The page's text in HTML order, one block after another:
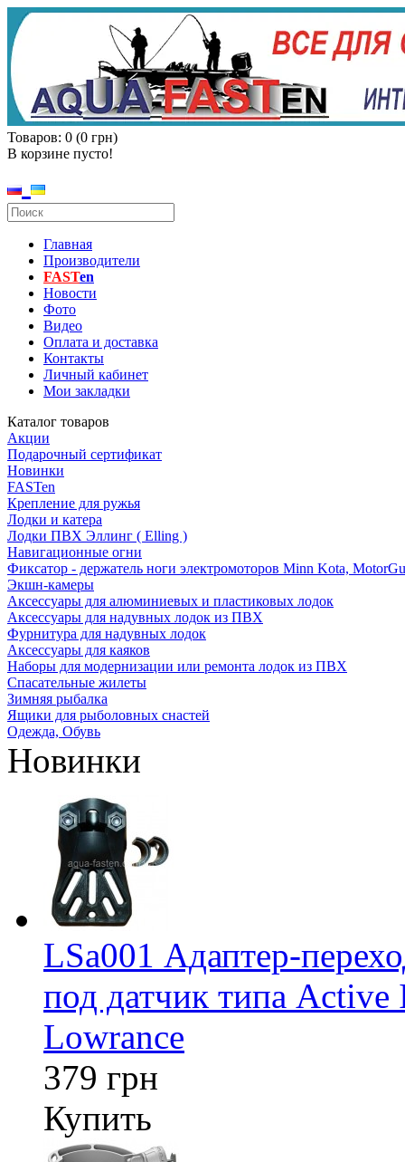
Товаров: 0 (0 грн)
В корзине пусто!
Главная
Производители
FASTen
Новости
Фото
Видео
Оплата и доставка
Контакты
Личный кабинет
Мои закладки
Каталог товаров
Акции
Подарочный сертификат
Новинки
FASTen
Крепление для ружья
Лодки и катера
Лодки ПВХ Эллинг ( Elling )
Навигационные огни
Фиксатор - держатель ноги электромоторов Minn Kota,
Экшн-камеры
Аксессуары для алюминиевых и пластиковых лодок
Аксессуары для надувных лодок из ПВХ
Фурнитура для надувных лодок
Аксессуары для каяков
Наборы для модернизации или ремонта лодок из ПВХ
Спасательные жилеты
Зимняя рыбалка
Ящики для рыболовных снастей
Одежда, Обувь
Новинки
LSa001 Адаптер-
под датчик типа Active
Lowrance
379 грн
Купить